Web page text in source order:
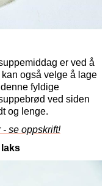
er ved å
også velge å lage
fyldige
ved siden
og lenge.
se oppskrift!